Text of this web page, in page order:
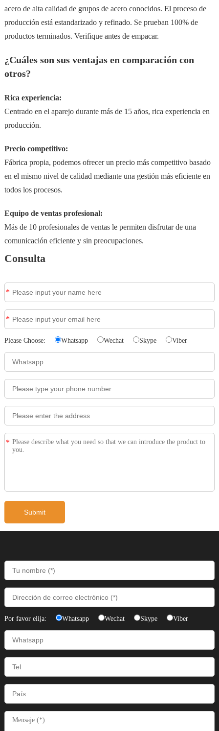
acero de alta calidad de grupos de acero conocidos. El proceso de
producción está estandarizado y refinado. Se prueban 100% de
productos terminados. Verifique antes de empacar.
¿Cuáles son sus ventajas en comparación con
otros?
Rica experiencia:
Centrado en el aparejo durante más de 15 años, rica experiencia en
producción.
Precio competitivo:
Fábrica propia, podemos ofrecer un precio más competitivo basado
en el mismo nivel de calidad mediante una gestión más eficiente en
todos los procesos.
Equipo de ventas profesional:
Más de 10 profesionales de ventas le permiten disfrutar de una
comunicación eficiente y sin preocupaciones.
Consulta
*
*
Please Choose: Whatsapp Wechat Skype Viber
*
Por favor elija: Whatsapp Wechat Skype Viber